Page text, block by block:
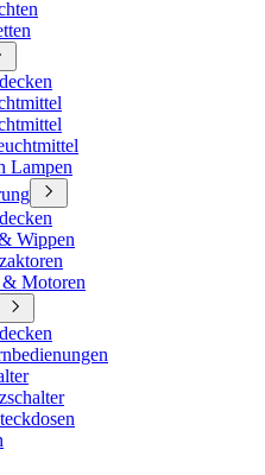
Lampen
Wippen
Motoren